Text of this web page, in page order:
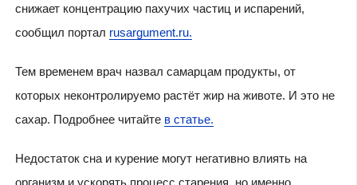
снижает концентрацию пахучих частиц и испарений,
сообщил портал rusargument.ru.
Тем временем врач назвал самарцам продукты, от
которых неконтролируемо растёт жир на животе. И это не
сахар. Подробнее читайте в статье.
Недостаток сна и курение могут негативно влиять на
организм и ускорять процесс старения, но именно